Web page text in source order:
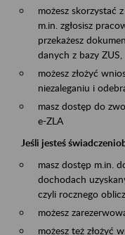
możesz skorzystać
m.in. zgłosisz
przekażesz
danych z bazy ZUS,
możesz złożyć
niezaleganiu i
masz dostęp do
e-ZLA
Jeśli jesteś
masz dostęp m.in.
dochodach
czyli rocznego
możesz
możesz też złożyć